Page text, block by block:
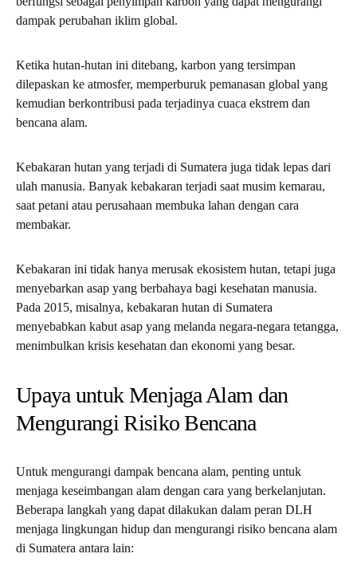
dampak perubahan iklim global.
Ketika hutan-hutan ini ditebang, karbon yang tersimpan
dilepaskan ke atmosfer, memperburuk pemanasan global yang
kemudian berkontribusi pada terjadinya cuaca ekstrem dan
bencana alam.
Kebakaran hutan yang terjadi di Sumatera juga tidak lepas dari
ulah manusia. Banyak kebakaran terjadi saat musim kemarau,
saat petani atau perusahaan membuka lahan dengan cara
membakar.
Kebakaran ini tidak hanya merusak ekosistem hutan, tetapi juga
menyebarkan asap yang berbahaya bagi kesehatan manusia.
Pada 2015, misalnya, kebakaran hutan di Sumatera
menyebabkan kabut asap yang melanda negara-negara tetangga,
menimbulkan krisis kesehatan dan ekonomi yang besar.
Upaya untuk Menjaga Alam dan
Mengurangi Risiko Bencana
Untuk mengurangi dampak bencana alam, penting untuk
menjaga keseimbangan alam dengan cara yang berkelanjutan.
Beberapa langkah yang dapat dilakukan dalam peran DLH
menjaga lingkungan hidup dan mengurangi risiko bencana alam
di Sumatera antara lain: